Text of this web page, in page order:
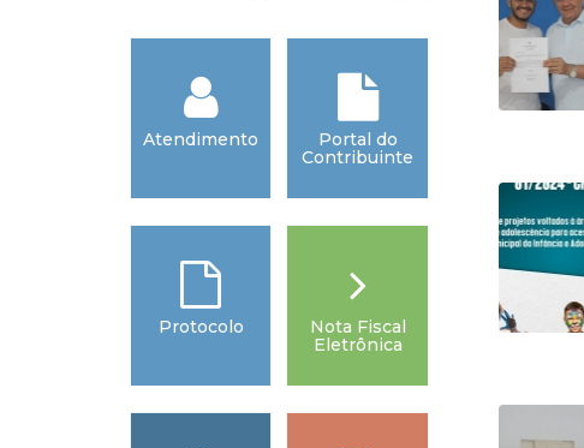
Atendimento
Portal do
Contribuinte
Protocolo
Nota Fiscal
Eletrônica
Tarifas